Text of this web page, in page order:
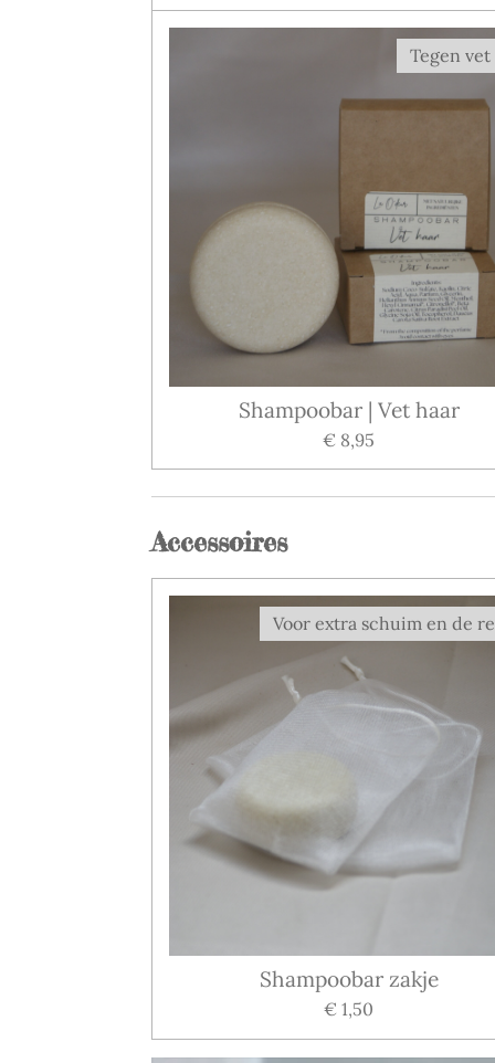
Tegen vet
Shampoobar | Vet haar
€ 8,95
Accessoires
Voor extra schuim en de
Shampoobar zakje
€ 1,50